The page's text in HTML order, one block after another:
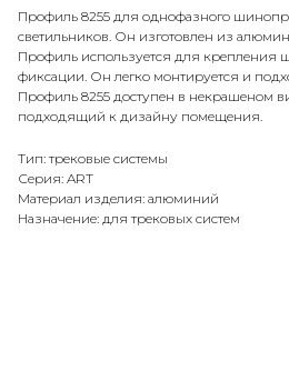
Профиль 8255 для однофазного
светильников. Он изготовлен из
Профиль используется для крепления
фиксации. Он легко монтируется и
Профиль 8255 доступен в некрашеном
подходящий к дизайну помещения.
Тип: трековые системы
Серия: ART
Материал изделия: алюминий
Назначение: для трековых систем